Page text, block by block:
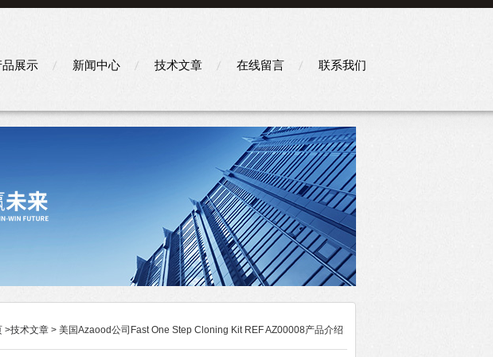
品展示 新闻中心 技术文章 在线留言 联系我们
>技术文章 > 美国Azaood公司Fast One Step Cloning Kit REF AZ00008产品介绍